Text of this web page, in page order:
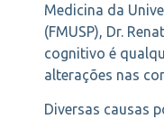
Medicina da
(FMUSP), Dr.
cognitivo é
alterações nas
Diversas causas